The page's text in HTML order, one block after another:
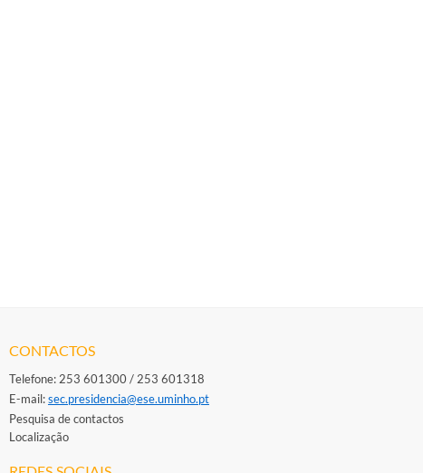
CONTACTOS
Telefone: 253 601300 / 253 601318
E-mail: ​sec.presidencia@ese.uminho.​pt
Pesquisa de contactos
Localização